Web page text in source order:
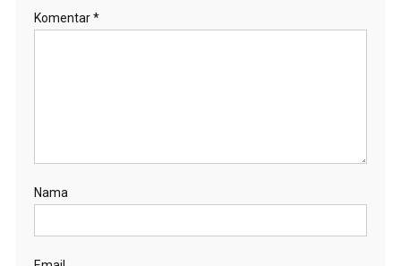
Komentar*
Nama